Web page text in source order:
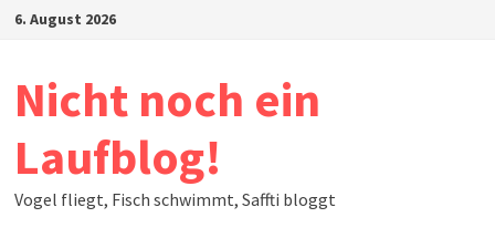
Zum6. August 2026
Nicht noch ein
Laufblog!
Vogel fliegt, Fisch schwimmt, Saffti bloggt